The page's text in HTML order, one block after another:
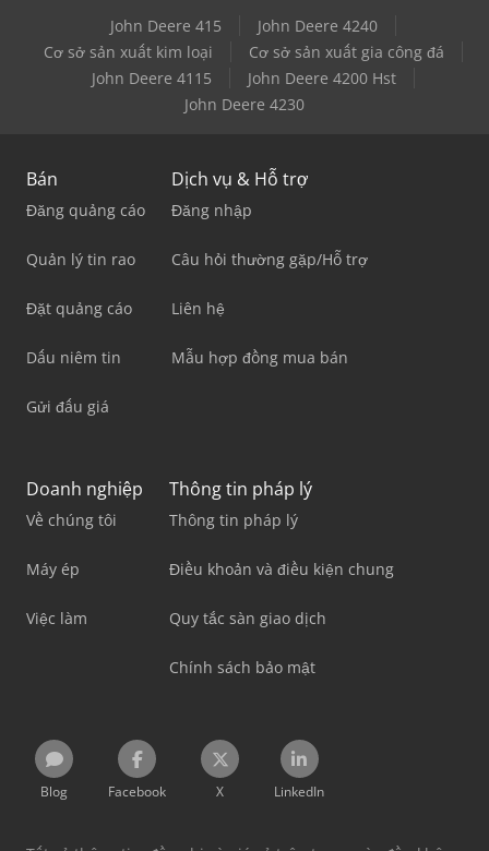
John Deere 415
John Deere 4240
Cơ sở sản xuất kim loại
Cơ sở sản xuất gia công đá
John Deere 4115
John Deere 4200 Hst
John Deere 4230
Bán
Đăng quảng cáo
Quản lý tin rao
Đặt quảng cáo
Dấu niêm tin
Gửi đấu giá
Dịch vụ & Hỗ trợ
Đăng nhập
Câu hỏi thường gặp/Hỗ trợ
Liên hệ
Mẫu hợp đồng mua bán
Doanh nghiệp
Về chúng tôi
Máy ép
Việc làm
Thông tin pháp lý
Thông tin pháp lý
Điều khoản và điều kiện chung
Quy tắc sàn giao dịch
Chính sách bảo mật
Blog Facebook X LinkedIn